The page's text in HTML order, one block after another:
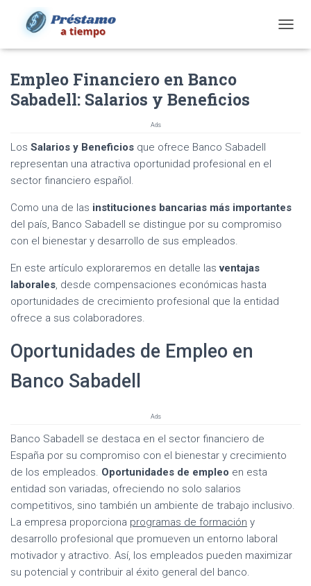
O
I
Empleo Financiero en Banco
Sabadell: Salarios y Beneficios
Ads
Los Salarios y Beneficios que ofrece Banco Sabadell
representan una atractiva oportunidad profesional en el
sector financiero español.
Como una de las instituciones bancarias más importantes
del país, Banco Sabadell se distingue por su compromiso
con el bienestar y desarrollo de sus empleados.
En este artículo exploraremos en detalle lasventajas
laborales, desde compensaciones económicas hasta
oportunidades de crecimiento profesional que la entidad
ofrece a sus colaboradores.
Oportunidades de Empleo en
Banco Sabadell
Ads
Banco Sabadell se destaca en el sector financiero de
España por su compromiso con el bienestar y crecimiento
de los empleados. Oportunidades de empleo en esta
entidad son variadas, ofreciendo no solo salarios
competitivos, sino también un ambiente de trabajo inclusivo.
La empresa proporciona programas de formación y
desarrollo profesional que promueven un entorno laboral
motivador y atractivo. Así, los empleados pueden maximizar
su potencial y contribuir al éxito general del banco.